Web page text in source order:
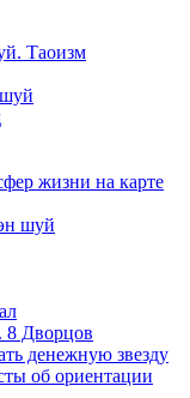
Таоизм
жизни на карте
шуй
8 Дворцов
денежную звезду
об ориентации